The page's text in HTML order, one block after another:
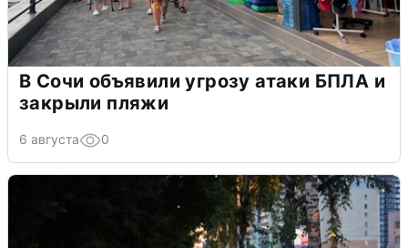
В Сочи объявили угрозу атаки БПЛА и
закрыли пляжи
6 августа 0